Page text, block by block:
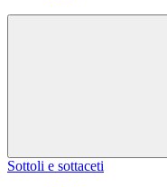
Sottoli e sottaceti